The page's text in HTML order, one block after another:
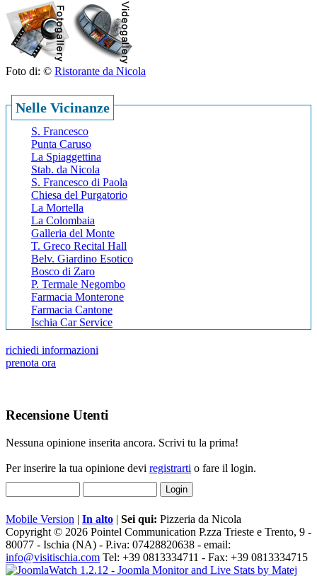
Foto di: © Ristorante da Nicola
Nelle Vicinanze
S. Francesco
Punta Caruso
La Spiaggettina
Stab. da Nicola
S. Francesco di Paola
Chiesa del Purgatorio
La Mortella
La Colombaia
Galleria del Monte
T. Greco Recital Hall
Belv. Giardino Esotico
Bosco di Zaro
P. Termale Negombo
Farmacia Monterone
Farmacia Cantone
Ischia Car Service
richiedi informazioni
prenota ora
Recensione Utenti
Nessuna opinione inserita ancora. Scrivi tu la prima!
Per inserire la tua opinione devi registrarti o fare il login.
Mobile Version | In alto | Sei qui: Pizzeria da Nicola
Copyright © 2026 Pointel Communication P.zza Trieste e Trento, 9 -
80077 - Ischia (NA) - P.iva: 07428820638 - email:
info@visitischia.com Tel: +39 0813334711 - Fax: +39 0813334715